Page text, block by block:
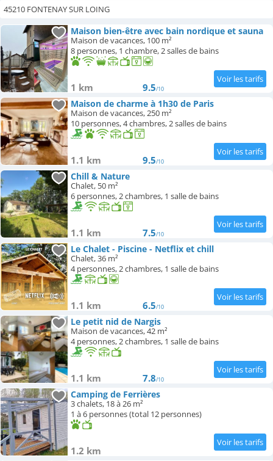
Campings
45210 FONTENAY SUR LOING
Maison bien-être avec bain nordique et sauna
Maison de vacances, 100 m²
8 personnes, 1 chambre, 2 salles de bains
1 km 9.5/10
Maison de charme à 1h30 de Paris
Maison de vacances, 250 m²
10 personnes, 4 chambres, 2 salles de bains
1.1 km 9.5/10
Chill & Nature
Chalet, 50 m²
6 personnes, 2 chambres, 1 salle de bains
1.1 km 7.5/10
Le Chalet - Piscine - Netflix et chill
Chalet, 36 m²
4 personnes, 2 chambres, 1 salle de bains
1.1 km 6.5/10
Le petit nid de Nargis
Maison de vacances, 42 m²
4 personnes, 2 chambres, 1 salle de bains
1.1 km 7.8/10
Camping de Ferrières
3 chalets, 18 à 26 m²
1 à 6 personnes (total 12 personnes)
1.2 km